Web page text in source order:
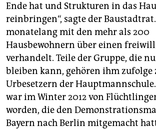
Ende hat und Strukturen in das
reinbringen“, sagte der
monatelang mit den mehr als 200
Hausbewohnern über einen
verhandelt. Teile der Gruppe, die
bleiben kann, gehören ihm zufolge
Urbesetzern der
war im Winter 2012 von
worden, die den
Bayern nach Berlin mitgemacht